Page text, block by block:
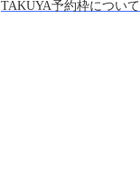
TAKUYA予約枠について